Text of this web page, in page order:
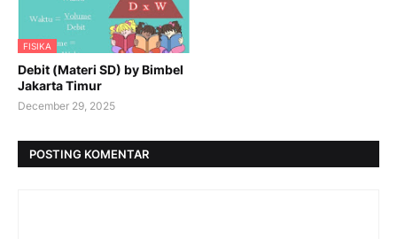
FISIKA
Debit (Materi SD) by Bimbel
Jakarta Timur
December 29, 2025
POSTING KOMENTAR